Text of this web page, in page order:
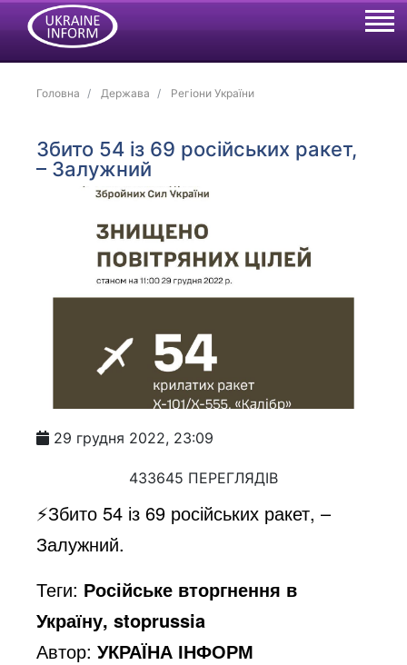
Головна Держава Регіони України
Збито 54 із 69 російських ракет,
– Залужний
29 грудня 2022, 23:09
433645 ПЕРЕГЛЯДІВ
⚡️Збито 54 із 69 російських ракет, –
Залужний.
Теги: Російське вторгнення в
Україну, stoprussia
Автор:УКРАЇНА ІНФОРМ